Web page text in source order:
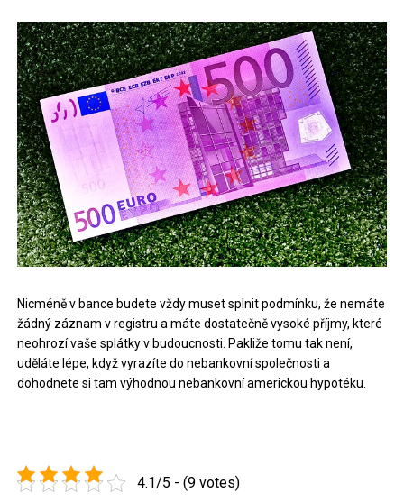
Nicméně v bance budete vždy muset splnit podmínku, že nemáte
žádný záznam v registru a máte dostatečně vysoké příjmy, které
neohrozí vaše splátky v budoucnosti. Pakliže tomu tak není,
uděláte lépe, když vyrazíte do nebankovní společnosti a
dohodnete si tam výhodnou nebankovní americkou hypotéku.
4.1/5 - (9 votes)